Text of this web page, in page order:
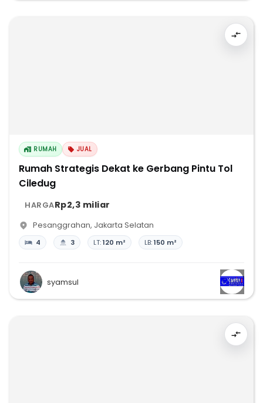
RUMAH JUAL
Rumah Strategis Dekat ke Gerbang Pintu Tol
Ciledug
HARGARp2,3 miliar
Pesanggrahan, Jakarta Selatan
4 3 LT:120 m² LB:150 m²
syamsul